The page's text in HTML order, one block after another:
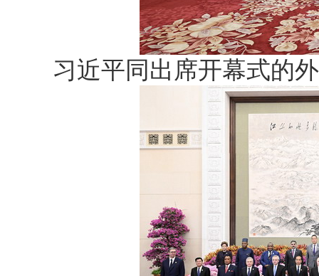
习近平同出席开幕式的